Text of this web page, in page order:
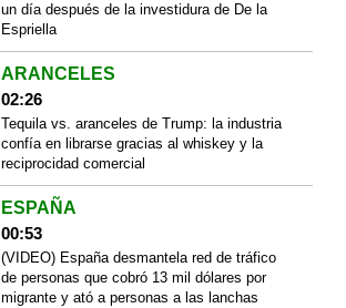
un día después de la investidura de De la
Espriella
ARANCELES
02:26
Tequila vs. aranceles de Trump: la industria
confía en librarse gracias al whiskey y la
reciprocidad comercial
ESPAÑA
00:53
(VIDEO) España desmantela red de tráfico
de personas que cobró 13 mil dólares por
migrante y ató a personas a las lanchas